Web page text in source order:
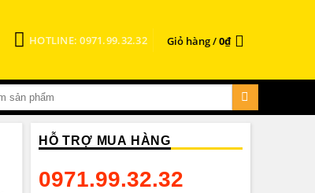
HOTLINE: 0971.99.32.32 Giỏ hàng /0₫
HỖ TRỢ MUA HÀNG
0971.99.32.32